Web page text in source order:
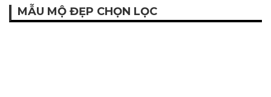
MẪU MỘ ĐẸP CHỌN LỌC